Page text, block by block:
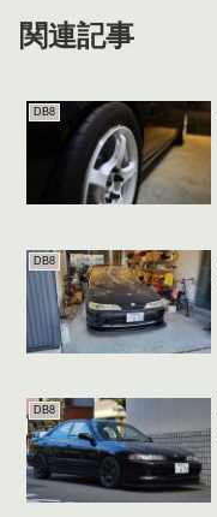
関連記事
DB8
DB8
DB8